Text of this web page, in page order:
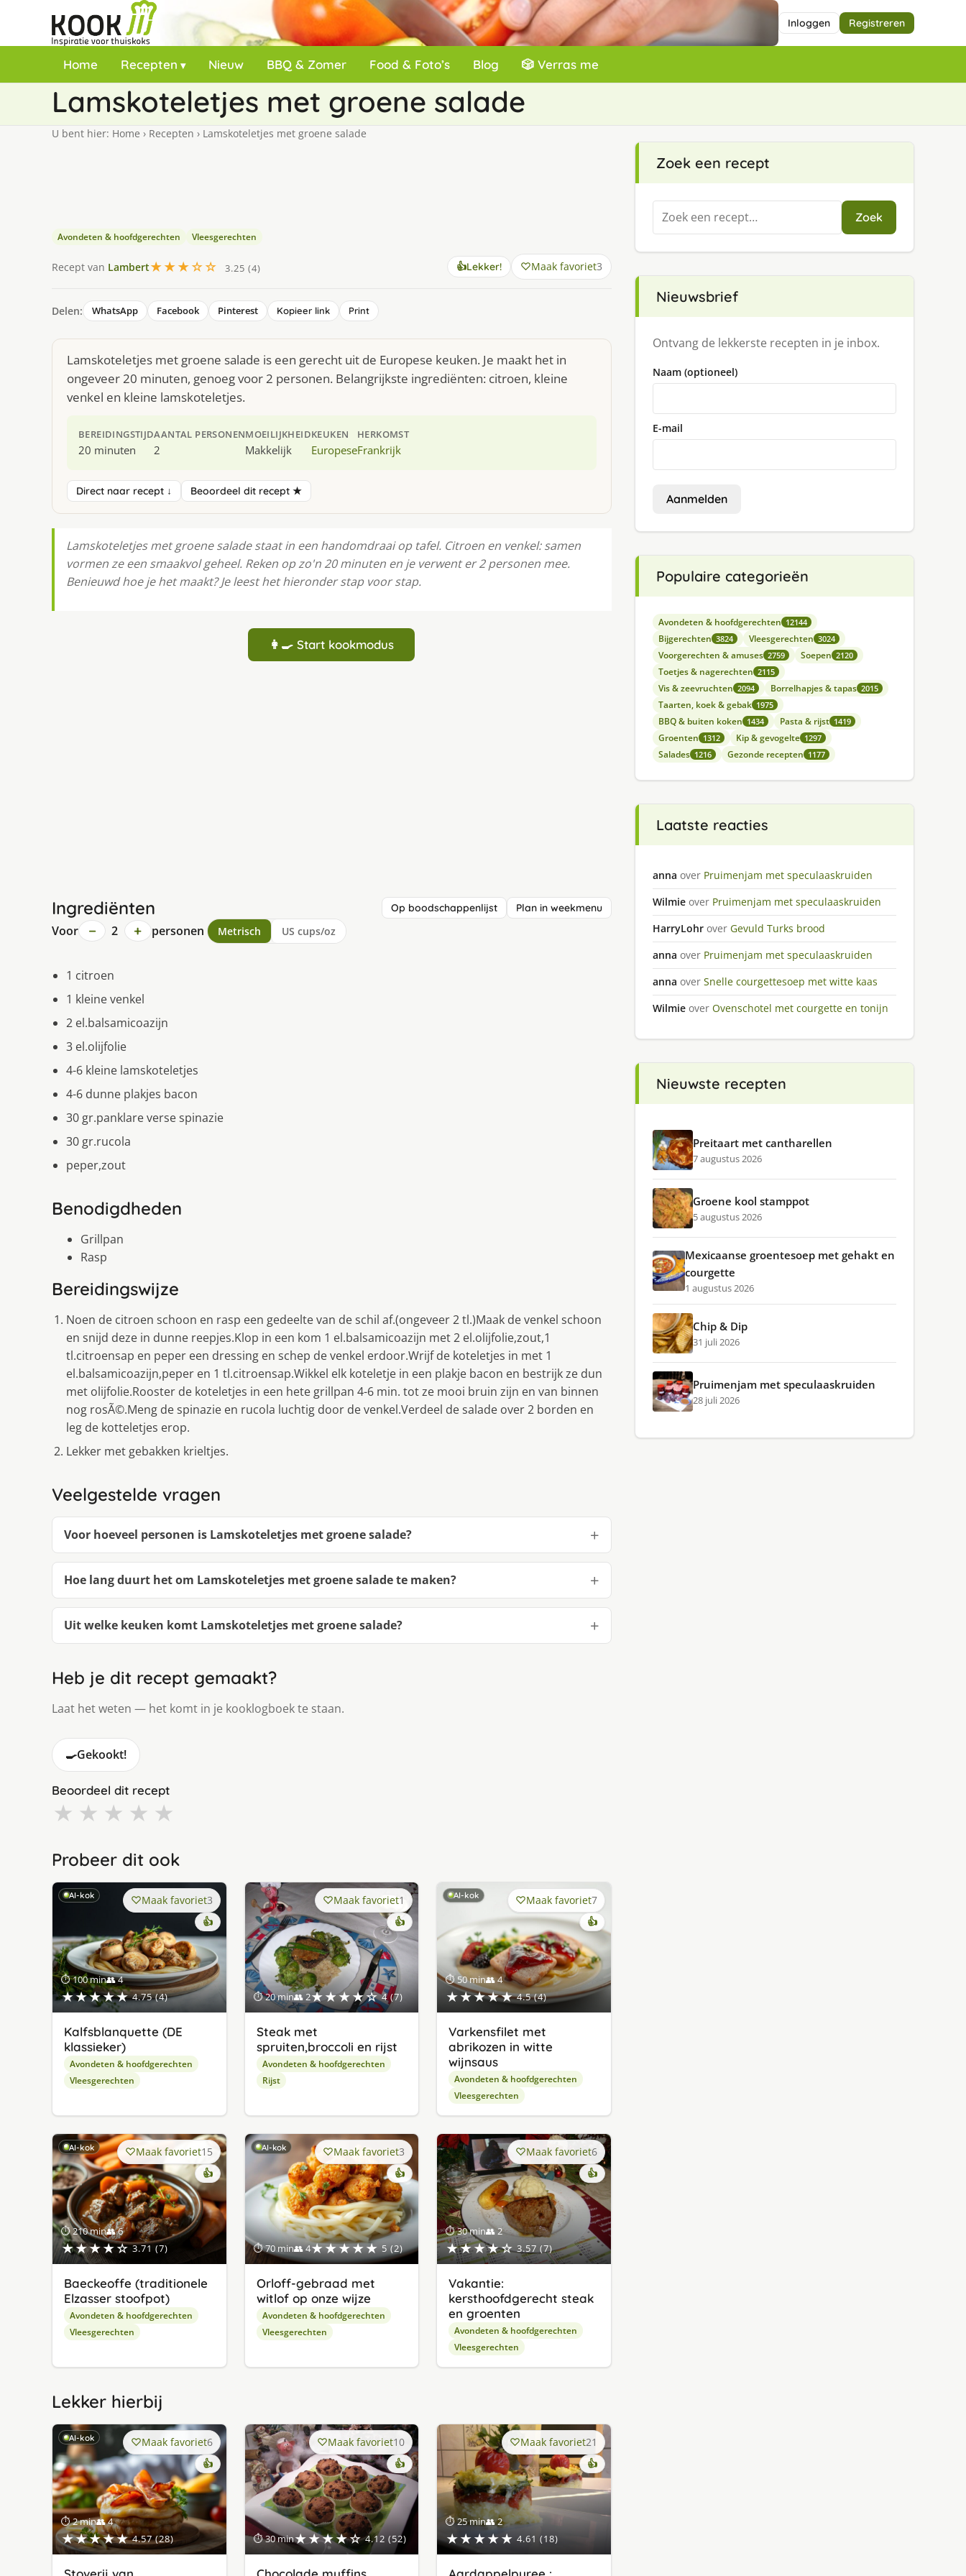
Inloggen Registreren
Home Recepten Nieuw BBQ & Zomer Food & Foto’s Blog 🎲 Verras me
Lamskoteletjes met groene salade
U bent hier: Home › Recepten › Lamskoteletjes met groene salade
Avondeten & hoofdgerechten Vleesgerechten
Recept van Lambert★★★☆☆ 3.25 (4) 👍Lekker! Maak favoriet3
Delen: WhatsApp Facebook Pinterest Kopieer link Print
Lamskoteletjes met groene salade is een gerecht uit de Europese keuken. Je maakt het in
ongeveer 20 minuten, genoeg voor 2 personen. Belangrijkste ingrediënten: citroen, kleine
venkel en kleine lamskoteletjes.
BEREIDINGSTIJD
20 minuten
AANTAL PERSONEN
2
MOEILIJKHEID
Makkelijk
KEUKEN
Europese
HERKOMST
Frankrijk
Direct naar recept ↓ Beoordeel dit recept ★
Lamskoteletjes met groene salade staat in een handomdraai op tafel. Citroen en venkel: samen
vormen ze een smaakvol geheel. Reken op zo'n 20 minuten en je verwent er 2 personen mee.
Benieuwd hoe je het maakt? Je leest het hieronder stap voor stap.
👩‍🍳 Start kookmodus
Ingrediënten Op boodschappenlijst Plan in weekmenu
Voor − 2 + personen Metrisch US cups/oz
1 citroen
1 kleine venkel
2 el.balsamicoazijn
3 el.olijfolie
4-6 kleine lamskoteletjes
4-6 dunne plakjes bacon
30 gr.panklare verse spinazie
30 gr.rucola
peper,zout
Benodigdheden
Grillpan
Rasp
Bereidingswijze
Noen de citroen schoon en rasp een gedeelte van de schil af.(ongeveer 2 tl.)Maak de venkel schoon
en snijd deze in dunne reepjes.Klop in een kom 1 el.balsamicoazijn met 2 el.olijfolie,zout,1
tl.citroensap en peper een dressing en schep de venkel erdoor.Wrijf de koteletjes in met 1
el.balsamicoazijn,peper en 1 tl.citroensap.Wikkel elk koteletje in een plakje bacon en bestrijk ze dun
met olijfolie.Rooster de koteletjes in een hete grillpan 4-6 min. tot ze mooi bruin zijn en van binnen
nog rosÃ©.Meng de spinazie en rucola luchtig door de venkel.Verdeel de salade over 2 borden en
leg de kotteletjes erop.
Lekker met gebakken krieltjes.
Veelgestelde vragen
Voor hoeveel personen is Lamskoteletjes met groene salade?
Hoe lang duurt het om Lamskoteletjes met groene salade te maken?
Uit welke keuken komt Lamskoteletjes met groene salade?
Heb je dit recept gemaakt?
Laat het weten — het komt in je kooklogboek te staan.
🍳Gekookt!
Beoordeel dit recept
★ ★ ★ ★ ★
Probeer dit ook
AI-kok
⏱ 100 min👥 4
★★★★★ 4.75 (4)
Maak favoriet3
👍
Kalfsblanquette (DE
klassieker)
Avondeten & hoofdgerechten
Vleesgerechten
⏱ 20 min👥 2★★★★☆ 4 (7)
Maak favoriet1
👍
Steak met
spruiten,broccoli en rijst
Avondeten & hoofdgerechten
Rijst
AI-kok
⏱ 50 min👥 4
★★★★★ 4.5 (4)
Maak favoriet7
👍
Varkensfilet met
abrikozen in witte
wijnsaus
Avondeten & hoofdgerechten
Vleesgerechten
AI-kok
⏱ 210 min👥 6
★★★★☆ 3.71 (7)
Maak favoriet15
👍
Baeckeoffe (traditionele
Elzasser stoofpot)
Avondeten & hoofdgerechten
Vleesgerechten
AI-kok
⏱ 70 min👥 4★★★★★ 5 (2)
Maak favoriet3
👍
Orloff-gebraad met
witlof op onze wijze
Avondeten & hoofdgerechten
Vleesgerechten
⏱ 30 min👥 2
★★★★☆ 3.57 (7)
Maak favoriet6
👍
Vakantie:
kersthoofdgerecht steak
en groenten
Avondeten & hoofdgerechten
Vleesgerechten
Lekker hierbij
AI-kok
⏱ 2 min👥 4
★★★★★ 4.57 (28)
Maak favoriet6
👍
⏱ 30 min★★★★☆ 4.12 (52)
Maak favoriet10
👍
⏱ 25 min👥 2
★★★★★ 4.61 (18)
Maak favoriet21
👍
Zoek een recept
Zoeken
naar:
Zoek
Nieuwsbrief
Ontvang de lekkerste recepten in je inbox.
Naam (optioneel)
E-mail
Aanmelden
Populaire categorieën
Avondeten & hoofdgerechten 12144
Bijgerechten 3824 Vleesgerechten 3024
Voorgerechten & amuses 2759 Soepen 2120
Toetjes & nagerechten 2115
Vis & zeevruchten 2094 Borrelhapjes & tapas 2015
Taarten, koek & gebak 1975
BBQ & buiten koken 1434 Pasta & rijst 1419
Groenten 1312 Kip & gevogelte 1297
Salades 1216 Gezonde recepten 1177
Laatste reacties
anna over Pruimenjam met speculaaskruiden
Wilmie over Pruimenjam met speculaaskruiden
HarryLohr over Gevuld Turks brood
anna over Pruimenjam met speculaaskruiden
anna over Snelle courgettesoep met witte kaas
Wilmie over Ovenschotel met courgette en tonijn
Nieuwste recepten
Preitaart met cantharellen
7 augustus 2026
Groene kool stamppot
5 augustus 2026
Mexicaanse groentesoep met gehakt en
courgette
1 augustus 2026
Chip & Dip
31 juli 2026
Pruimenjam met speculaaskruiden
28 juli 2026